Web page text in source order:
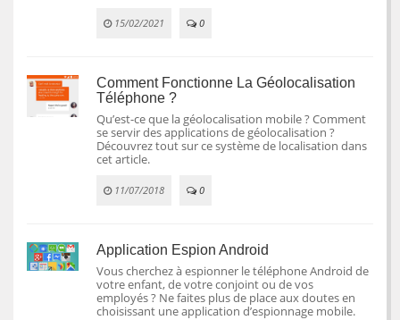
15/02/2021 0
Comment Fonctionne La Géolocalisation
Téléphone ?
Qu’est-ce que la géolocalisation mobile ? Comment
se servir des applications de géolocalisation ?
Découvrez tout sur ce système de localisation dans
cet article.
11/07/2018 0
Application Espion Android
Vous cherchez à espionner le téléphone Android de
votre enfant, de votre conjoint ou de vos
employés ? Ne faites plus de place aux doutes en
choisissant une application d’espionnage mobile.